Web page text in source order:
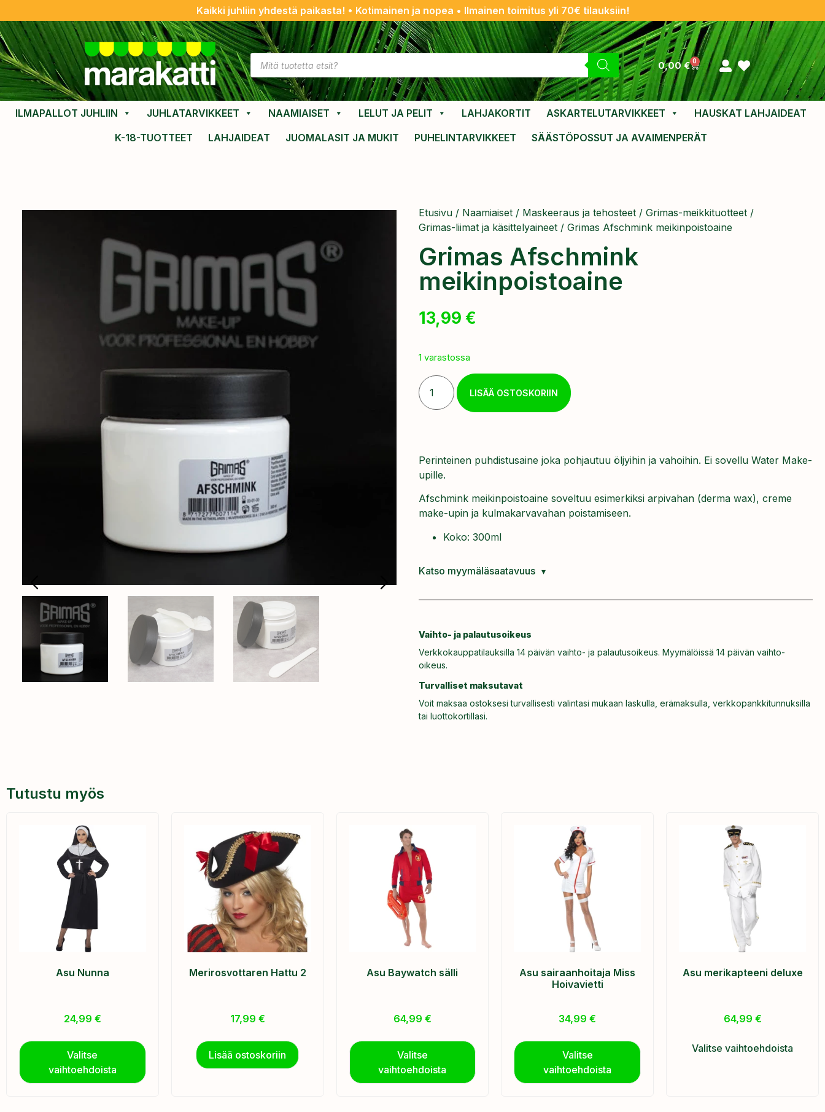
Kaikki juhliin yhdestä paikasta! • Kotimainen ja nopea • Ilmainen toimitus yli 70€ tilauksiin!
0,00€ 0
ILMAPALLOT JUHLIIN JUHLATARVIKKEET NAAMIAISET LELUT JA PELIT LAHJAKORTIT ASKARTELUTARVIKKEET
HAUSKAT LAHJAIDEAT
K-18-TUOTTEET
LAHJAIDEAT JUOMALASIT JA MUKIT PUHELINTARVIKKEET SÄÄSTÖPOSSUT JA AVAIMENPERÄT
Etusivu / Naamiaiset / Maskeeraus ja tehosteet / Grimas-meikkituotteet /
Grimas-liimat ja käsittelyaineet / Grimas Afschmink meikinpoistoaine
Grimas Afschmink
meikinpoistoaine
13,99 €
1 varastossa
LISÄÄ OSTOSKORIIN
Perinteinen puhdistusaine joka pohjautuu öljyihin ja vahoihin. Ei sovellu Water Make-
upille.
Afschmink meikinpoistoaine soveltuu esimerkiksi arpivahan (derma wax), creme
make-upin ja kulmakarvavahan poistamiseen.
Koko: 300ml
Katso myymäläsaatavuus
Vaihto- ja palautusoikeus
Verkkokauppatilauksilla 14 päivän vaihto- ja palautusoikeus. Myymälöissä 14 päivän vaihto-
oikeus.
Turvalliset maksutavat
Voit maksaa ostoksesi turvallisesti valintasi mukaan laskulla, erämaksulla, verkkopankkitunnuksilla
tai luottokortillasi.
Tutustu myös
Asu Nunna
24,99 €
Valitse
vaihtoehdoista
Merirosvottaren Hattu 2
17,99 €
Lisää ostoskoriin
Asu Baywatch sälli
64,99 €
Valitse
vaihtoehdoista
Asu sairaanhoitaja Miss
Hoivavietti
34,99€
Valitse
vaihtoehdoista
Asu merikapteeni deluxe
64,99 €
Valitse vaihtoehdoista